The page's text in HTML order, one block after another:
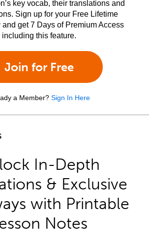
key vocab, their translations and
Sign up for your Free Lifetime
get 7 Days of Premium Access
including this feature.
Join for Free
a Member? Sign In Here
In-Depth
& Exclusive
with Printable
Notes